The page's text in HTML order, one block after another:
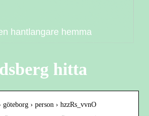
hantlangare hemma
hitta
› person › hzzRs_vvnO